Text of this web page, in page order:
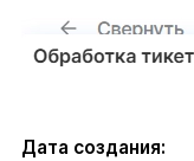
Дата создания: